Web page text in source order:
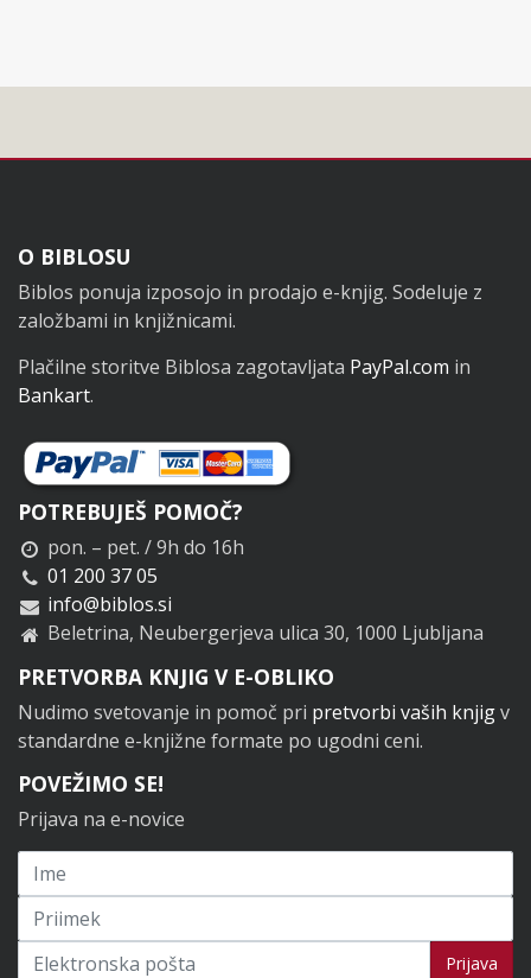
Noga
O BIBLOSU
Biblos ponuja izposojo in prodajo e-knjig. Sodeluje z
založbami in knjižnicami.
Plačilne storitve Biblosa zagotavljata PayPal.com in
Bankart.
POTREBUJEŠ POMOČ?
pon. – pet. / 9h do 16h
01 200 37 05
info@biblos.si
Beletrina, Neubergerjeva ulica 30, 1000 Ljubljana
PRETVORBA KNJIG V E-OBLIKO
Nudimo svetovanje in pomoč pri pretvorbi vaših knjigv
standardne e-knjižne formate po ugodni ceni.
POVEŽIMO SE!
Prijava na e-novice
Prijavi se na novice Prijava